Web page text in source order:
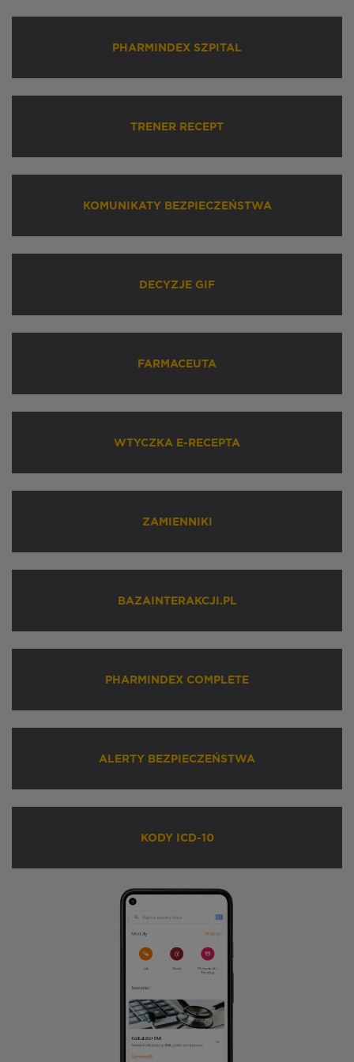
PHARMINDEX SZPITAL
TRENER RECEPT
KOMUNIKATY BEZPIECZEŃSTWA
DECYZJE GIF
FARMACEUTA
WTYCZKA E-RECEPTA
ZAMIENNIKI
BAZAINTERAKCJI.PL
PHARMINDEX COMPLETE
ALERTY BEZPIECZEŃSTWA
KODY ICD-10